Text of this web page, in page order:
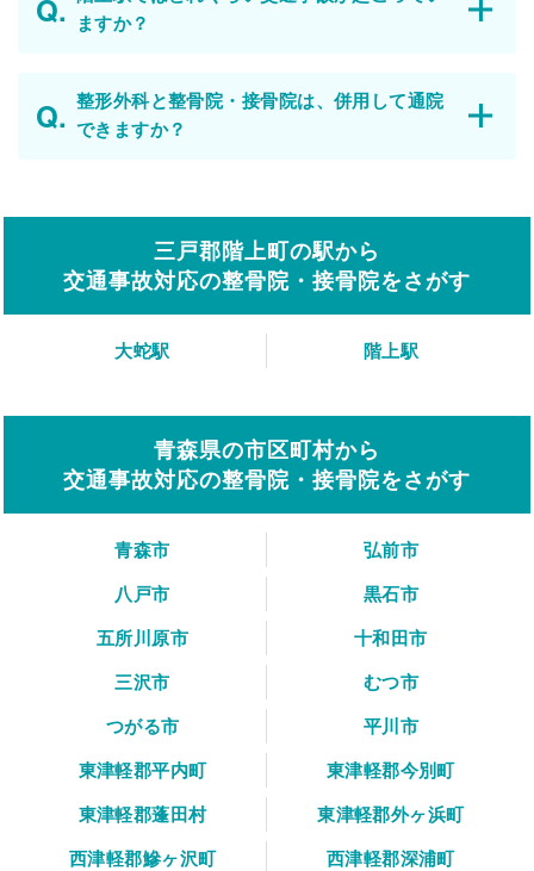
ますか？
整形外科と整骨院・接骨院は、併用して通院
できますか？
三戸郡階上町の駅から
交通事故対応の整骨院・接骨院をさがす
大蛇駅 階上駅
青森県の市区町村から
交通事故対応の整骨院・接骨院をさがす
青森市
弘前市
八戸市
黒石市
五所川原市
十和田市
三沢市
むつ市
つがる市
平川市
東津軽郡平内町
東津軽郡今別町
東津軽郡蓬田村
東津軽郡外ヶ浜町
西津軽郡鰺ヶ沢町
西津軽郡深浦町